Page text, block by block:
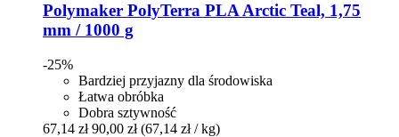
Polymaker PolyTerra PLA Arctic Teal, 1,75
mm / 1000 g
-25%
Bardziej przyjazny dla środowiska
Łatwa obróbka
Dobra sztywność
67,14 zł 90,00 zł (67,14 zł / kg)